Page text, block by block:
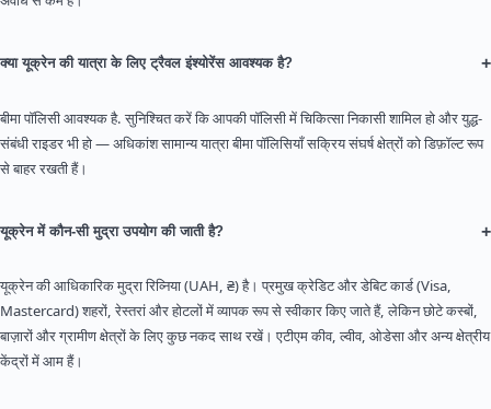
क्या यूक्रेन की यात्रा के लिए ट्रैवल इंश्योरेंस आवश्यक है? +
बीमा पॉलिसी आवश्यक है. सुनिश्चित करें कि आपकी पॉलिसी में चिकित्सा निकासी शामिल हो और युद्ध-
संबंधी राइडर भी हो — अधिकांश सामान्य यात्रा बीमा पॉलिसियाँ सक्रिय संघर्ष क्षेत्रों को डिफ़ॉल्ट रूप
से बाहर रखती हैं।
यूक्रेन में कौन-सी मुद्रा उपयोग की जाती है? +
यूक्रेन की आधिकारिक मुद्रा रिव्निया (UAH, ₴) है। प्रमुख क्रेडिट और डेबिट कार्ड (Visa,
Mastercard) शहरों, रेस्तरां और होटलों में व्यापक रूप से स्वीकार किए जाते हैं, लेकिन छोटे कस्बों,
बाज़ारों और ग्रामीण क्षेत्रों के लिए कुछ नकद साथ रखें। एटीएम कीव, ल्वीव, ओडेसा और अन्य क्षेत्रीय
केंद्रों में आम हैं।